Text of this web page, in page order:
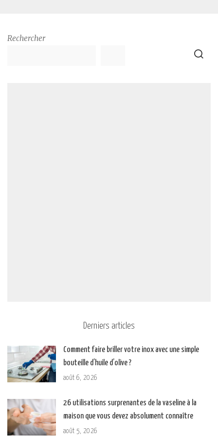
Rechercher
Derniers articles
Comment faire briller votre inox avec une simple
bouteille d’huile d’olive ?
août 6, 2026
26 utilisations surprenantes de la vaseline à la
maison que vous devez absolument connaître
août 5, 2026